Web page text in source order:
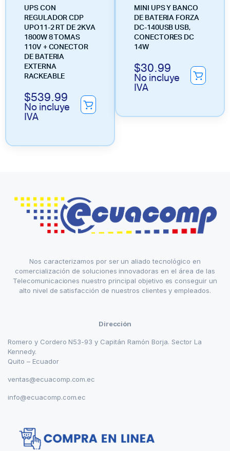
UPS CON
REGULADOR CDP
UPO11-2 RT DE 2KVA
1800W 8 TOMAS
110V + CONECTOR
DE BATERIA
EXTERNA
RACKEABLE
$539.99
No incluye
IVA
MINI UPS Y BANCO
DE BATERIA FORZA
DC-140USB USB,
CONECTORES DC
14W
$30.99
No incluye
IVA
Nos caracterizamos por ser un aliado tecnológico en
comercialización de soluciones innovadoras en el área de las
Telecomunicaciones nuestro principal objetivo es conseguir un
alto nivel de satisfacción de nuestros clientes y empleados.
Dirección
Romero y Cordero N53-93 y Capitán Ramón Borja. Sector La
Kennedy.
Quito – Ecuador
ventas@ecuacomp.com.ec
info@ecuacomp.com.ec